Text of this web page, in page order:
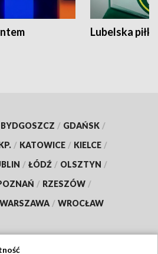
Lubelska piłka
BYDGOSZCZ / GDAŃSK /
/ KATOWICE / KIELCE /
/ ŁÓDŹ / OLSZTYN /
/ RZESZÓW /
WARSZAWA / WROCŁAW